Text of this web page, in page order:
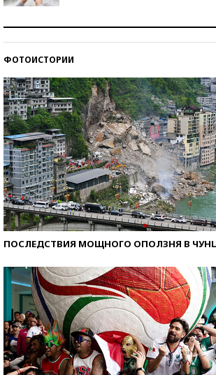
ФОТОИСТОРИИ
ПОСЛЕДСТВИЯ МОЩНОГО ОПОЛЗНЯ В